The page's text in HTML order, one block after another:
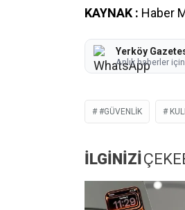
KAYNAK : Haber
Yerköy
Anlık haberler
#GÜVENLIK
İLGİNİZİ